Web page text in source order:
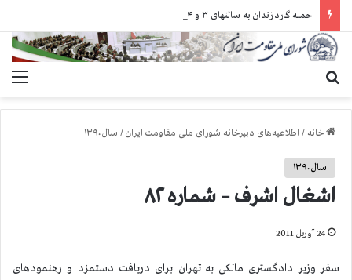
خانه / اطلاعیه‌های دبیرخانه شورای ملی مقاومت ایران/ سال ۱۳۹۰
سال ۱۳۹۰
اشغال اشرف – شماره ۸۲
24 آوریل 2011
سفر وزیر دادگستری مالکی به تهران برای دریافت دستمزد و رهنمودهای